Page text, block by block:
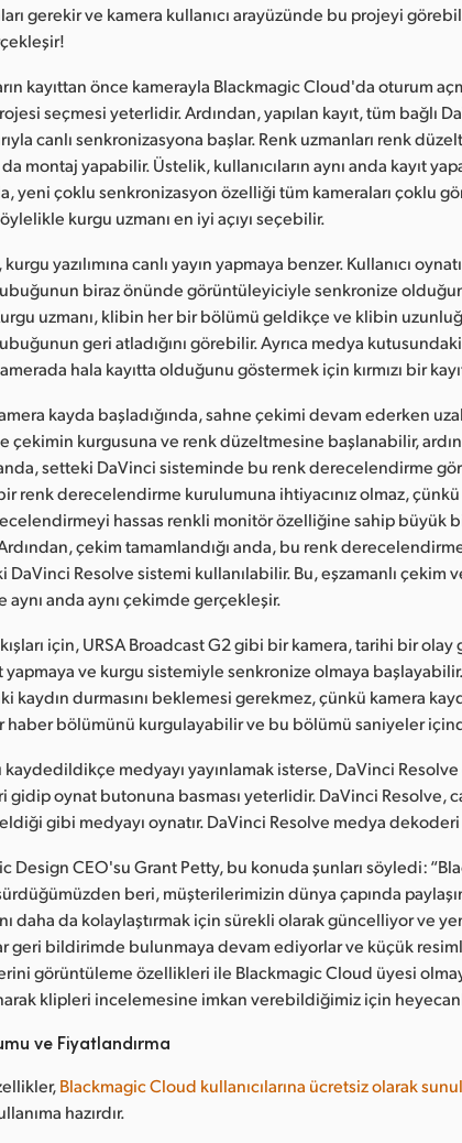
gerekir ve kamera kullanıcı arayüzünde bu projeyi
kayıttan önce kamerayla Blackmagic Cloud'da oturum
seçmesi yeterlidir. Ardından, yapılan kayıt, tüm bağlı
canlı senkronizasyona başlar. Renk uzmanları renk
montaj yapabilir. Üstelik, kullanıcıların aynı anda kayıt
yeni çoklu senkronizasyon özelliği tüm kameraları çoklu
kurgu uzmanı en iyi açıyı seçebilir.
kurgu yazılımına canlı yayın yapmaya benzer. Kullanıcı
biraz önünde görüntüleyiciyle senkronize
uzmanı, klibin her bir bölümü geldikçe ve klibin
geri atladığını görebilir. Ayrıca medya
hala kayıtta olduğunu göstermek için kırmızı bir
kayda başladığında, sahne çekimi devam ederken
çekimin kurgusuna ve renk düzeltmesine başlanabilir,
setteki DaVinci sisteminde bu renk derecelendirme
renk derecelendirme kurulumuna ihtiyacınız olmaz,
hassas renkli monitör özelliğine sahip büyük
çekim tamamlandığı anda, bu renk
DaVinci Resolve sistemi kullanılabilir. Bu, eşzamanlı çekim
aynı anda aynı çekimde gerçekleşir.
için, URSA Broadcast G2 gibi bir kamera, tarihi bir olay
yapmaya ve kurgu sistemiyle senkronize olmaya başlayabilir.
kaydın durmasını beklemesi gerekmez, çünkü kamera
haber bölümünü kurgulayabilir ve bu bölümü saniyeler
kaydedildikçe medyayı yayınlamak isterse, DaVinci
gidip oynat butonuna basması yeterlidir. DaVinci Resolve,
gibi medyayı oynatır. DaVinci Resolve medya dekoderi
Design CEO'su Grant Petty, bu konuda şunları söyledi:
beri, müşterilerimizin dünya çapında
daha da kolaylaştırmak için sürekli olarak güncelliyor ve
geri bildirimde bulunmaya devam ediyorlar ve küçük
görüntüleme özellikleri ile Blackmagic Cloud üyesi
klipleri incelemesine imkan verebildiğimiz için
ve Fiyatlandırma
Blackmagic Cloud kullanıcılarına ücretsiz olarak
hazırdır.